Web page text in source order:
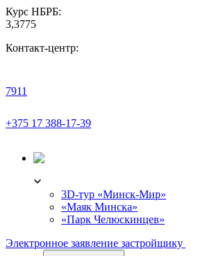
Курс НБРБ:
3,3775
Контакт-центр:
7911
+375 17 388-17-39
3D-тур «Минск-Мир»
«Маяк Минска»
«Парк Челюскинцев»
Электронное заявление застройщику